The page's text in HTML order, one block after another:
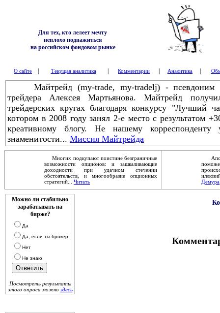
Для тех, кто лелеет мечту
неплохо поднажиться
на российском фондовом рынке
О сайте Текущая аналитика Комментарии Аналитика
Майтрейд (my-trade, my-tradelj) - псевдоним
трейдера Алексея Мартьянова. Майтрейд
трейдерских кругах благодаря конкурсу "Лучший
котором в 2008 году занял 2-е место с результатом
креативному блогу. Не нашему корреспонденту
знаменитости... Миссия Майтрейда
Многих подкупают поистине безграничные
возможности опционов: и зашкаливающие
доходности при удачном стечении
обстоятельств, и многообразие опционных
стратегий... Читать
Демура
Можно ли стабильно
зарабатывать на
бирже?
Да
Да, если ты брокер
Нет
Не знаю
Посмотреть результаты
этого опроса можно здесь